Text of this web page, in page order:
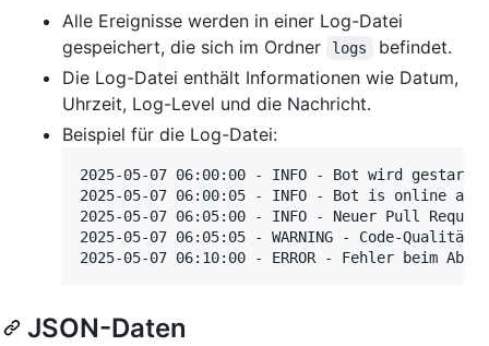
Alle Ereignisse werden in einer Log-Datei
gespeichert, die sich im Ordner
logs
befindet.
Die Log-Datei enthält Informationen wie Datum,
Uhrzeit, Log-Level und die Nachricht.
Beispiel für die Log-Datei:
2025-05-07 06:00:00 - INFO - Bot wird
2025-05-07 06:00:05 - INFO - Bot is online as
2025-05-07 06:05:00 - INFO - Neuer Pull
2025-05-07 06:05:05 - WARNING - Code-
JSON-Daten